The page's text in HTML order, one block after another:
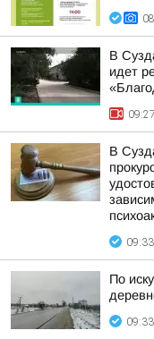
В
идет
09:27
В
09:33
По
09:33